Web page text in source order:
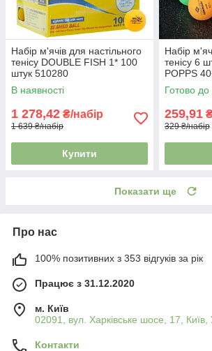
Набір м'ячів для настільного
тенісу DOUBLE FISH 1* 100
штук 510280
В наявності
1 278,42 ₴/набір
1 639 ₴/набір
Купити
Набір
тенісу 6
POPPS
Готово до
259,91
329 ₴/набір
Показати ще
Про нас
100% позитивних з 353 відгуків за рік
Працює з 31.12.2020
м. Київ
02091, вул. Харківське шосе, 17, Київ,
Контакти